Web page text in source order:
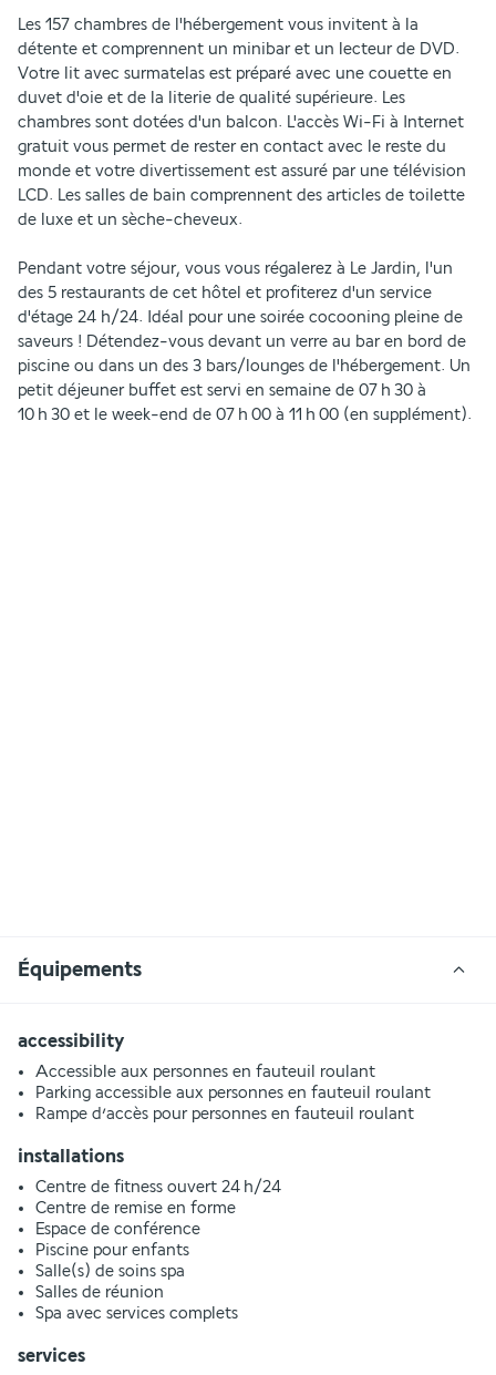
Les 157 chambres de l'hébergement vous invitent à la
détente et comprennent un minibar et un lecteur de DVD.
Votre lit avec surmatelas est préparé avec une couette en
duvet d'oie et de la literie de qualité supérieure. Les
chambres sont dotées d'un balcon. L'accès Wi-Fi à Internet
gratuit vous permet de rester en contact avec le reste du
monde et votre divertissement est assuré par une télévision
LCD. Les salles de bain comprennent des articles de toilette
de luxe et un sèche-cheveux.
Pendant votre séjour, vous vous régalerez à Le Jardin, l'un
des 5 restaurants de cet hôtel et profiterez d'un service
d'étage 24 h/24. Idéal pour une soirée cocooning pleine de
saveurs ! Détendez-vous devant un verre au bar en bord de
piscine ou dans un des 3 bars/lounges de l'hébergement. Un
petit déjeuner buffet est servi en semaine de 07 h 30 à
10 h 30 et le week-end de 07 h 00 à 11 h 00 (en supplément).
Équipements
accessibility
Accessible aux personnes en fauteuil roulant
Parking accessible aux personnes en fauteuil roulant
Rampe d’accès pour personnes en fauteuil roulant
installations
Centre de fitness ouvert 24 h/24
Centre de remise en forme
Espace de conférence
Piscine pour enfants
Salle(s) de soins spa
Salles de réunion
Spa avec services complets
services